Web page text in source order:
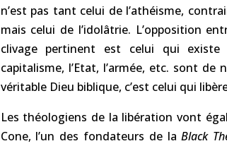
n’est pas tant celui de l’athéisme,
mais celui de l’idolâtrie. L’opposition
clivage pertinent est celui qui existe
capitalisme, l’Etat, l’armée, etc. sont
véritable Dieu biblique, c’est celui qui
Les théologiens de la libération vont
Cone, l’un des fondateurs de laBlack